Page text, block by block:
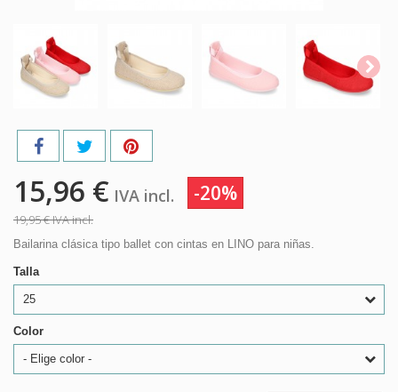
15,96 € IVA incl. -20%
19,95 €IVA incl.
Bailarina clásica tipo ballet con cintas en LINO para niñas.
Talla
25
Color
- Elige color -